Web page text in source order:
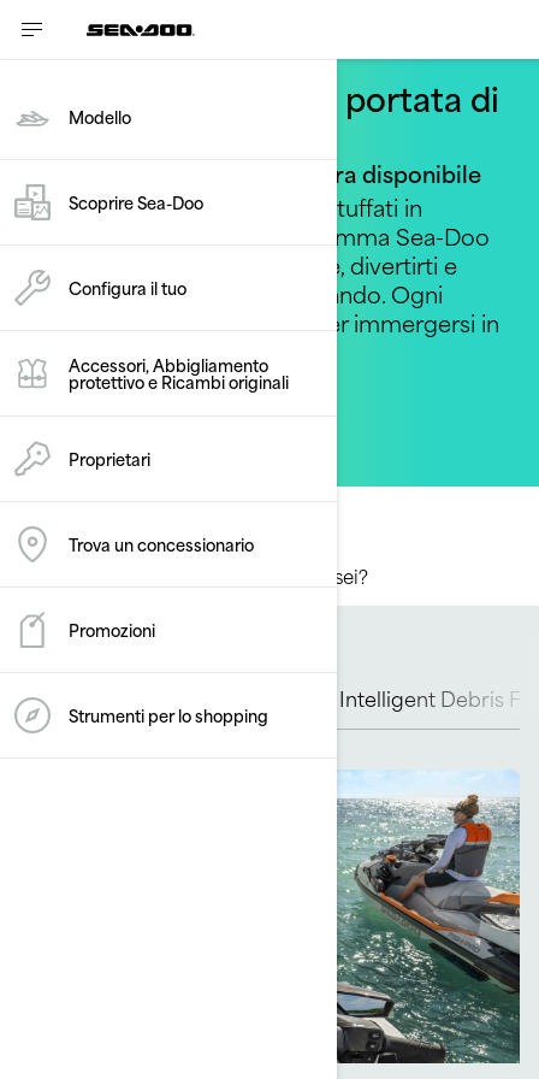
Modello
Scoprire Sea-Doo
Configura il tuo
Accessori, Abbigliamento
protettivo e Ricambi originali
Proprietari
Trova un concessionario
Promozioni
Strumenti per lo shopping
Cose straordinarie a portata di
mano
La gamma Sea-Doo 2026 è ora disponibile
Rompi la routine quotidiana e tuffati in
avventure straordinarie! La gamma Sea-Doo
2026 è il tuo invito a esplorare, divertirti e
inseguire ciò che ti sta chiamando. Ogni
avventura è un’opportunità per immergersi in
qualcosa di epico.
Guida a modo tuo
Cose straordinarie ti attendono. Ci sei?
Display touchscreen
migliorato
Intelligent Debris